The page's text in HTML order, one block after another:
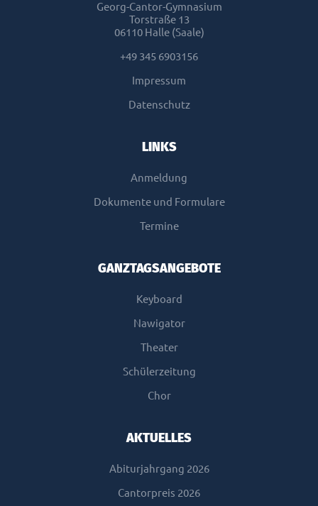
Georg-Cantor-Gymnasium
Torstraße 13
06110 Halle (Saale)
+49 345 6903156
Impressum
Datenschutz
LINKS
Anmeldung
Dokumente und Formulare
Termine
GANZTAGSANGEBOTE
Keyboard
Nawigator
Theater
Schülerzeitung
Chor
AKTUELLES
Abiturjahrgang 2026
Cantorpreis 2026